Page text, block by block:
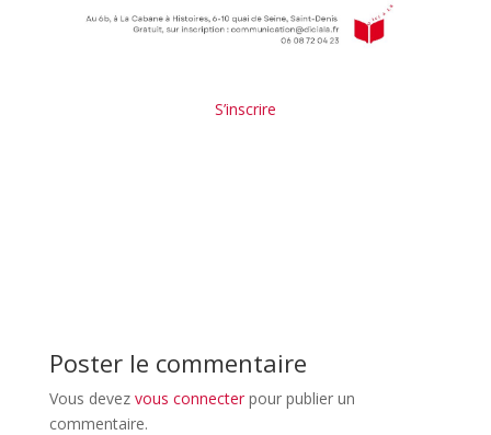
S’inscrire
Poster le commentaire
Vous devez vous connecterpour publier un
commentaire.